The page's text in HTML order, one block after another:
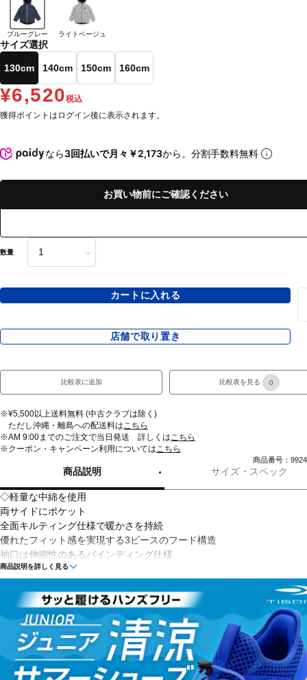
ブルーグレー ライトベージュ
サイズ選択
130cm 140cm 150cm 160cm
¥6,520税込
獲得ポイントはログイン後に表示されます。
なら3回払いで月々￥2,173から。分割手数料無料
お買い物前にご確認ください
数量
カートに入れる
店舗で取り置き
比較表に追加 比較表を見る 0
※¥5,500以上送料無料 (中古クラブは除く)
ただし沖縄・離島への配送料はこちら
※AM 9:00までのご注文で当日発送 詳しくはこちら
※クーポン・キャンペーン利用についてはこちら
商品番号：
商品説明 サイズ・スペック
◇軽量な中綿を使用
両サイドにポケット
全面キルティング仕様で暖かさを持続
優れたフィット感を実現する3ピースのフード構造
袖口は伸縮性のあるバインディング仕様
STORM(ストーム)：撥水加工を施したファブリックが雨や雪をはじき
■カラー(メーカー表記)：
ライトベージュ(289：Khaki Base / Blue Atlantis / White)
ブルーグレー(044：Downpour Gray / White / White)
■素材：ポリエステル100％
商品説明を詳しく見る